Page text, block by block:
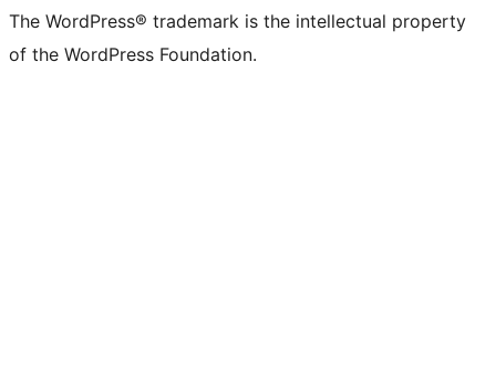
The WordPress® trademark is the intellectual property
of the WordPress Foundation.